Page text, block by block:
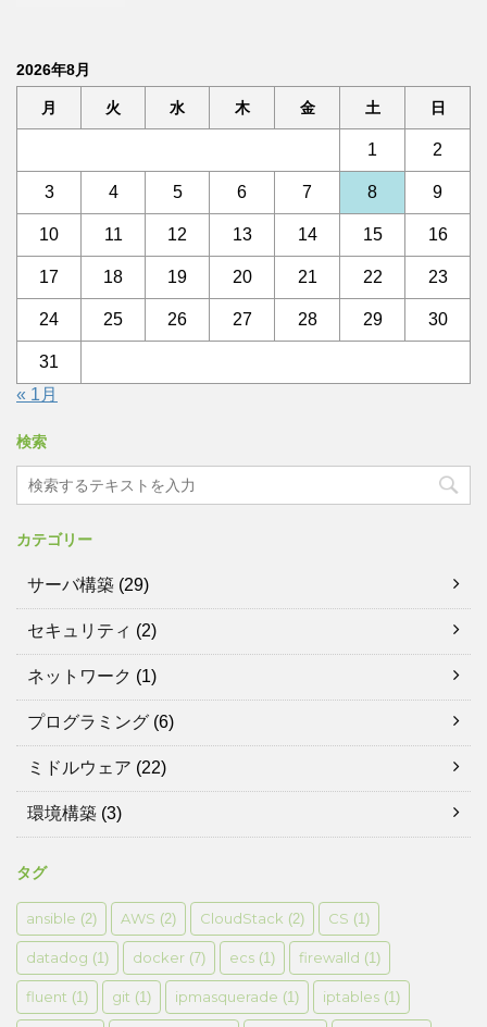
2026年8月
月 火 水 木 金 土 日
1 2
3 4 5 6 7 8 9
10 11 12 13 14 15 16
17 18 19 20 21 22 23
24 25 26 27 28 29 30
31
« 1月
検索
カテゴリー
サーバ構築 (29)
セキュリティ (2)
ネットワーク (1)
プログラミング (6)
ミドルウェア (22)
環境構築 (3)
タグ
ansible (2) AWS (2) CloudStack (2) CS (1)
datadog (1) docker (7) ecs (1) firewalld (1)
fluent (1) git (1) ipmasquerade (1) iptables (1)